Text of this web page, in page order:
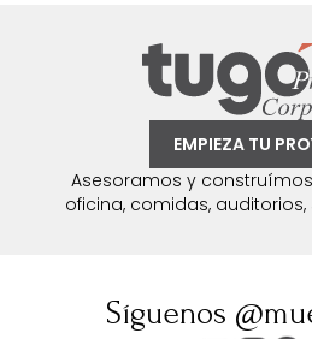
EMPIEZA TU
Asesoramos y
oficina, comidas,
Síguenos